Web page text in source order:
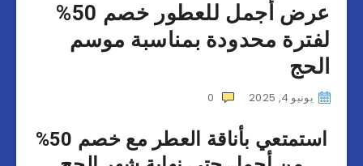
عرض أجمل للعطور خصم 50%
لفترة محدودة بمناسبة موسم
الحج
يونيو 4, 2025 0
استمتعي بأناقة العطر مع خصم 50%